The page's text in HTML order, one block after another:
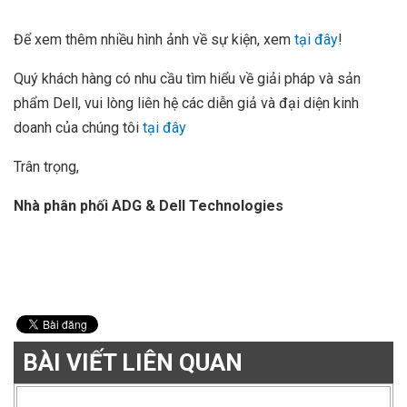
Để xem thêm nhiều hình ảnh về sự kiện, xem tại đây!
Quý khách hàng có nhu cầu tìm hiểu về giải pháp và sản
phẩm Dell, vui lòng liên hệ các diễn giả và đại diện kinh
doanh của chúng tôi tại đây
Trân trọng,
Nhà phân phối ADG & Dell Technologies
BÀI VIẾT LIÊN QUAN